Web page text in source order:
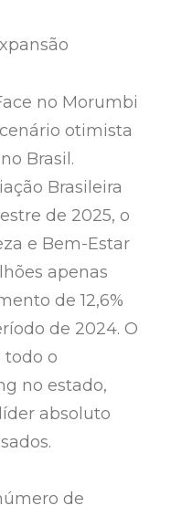
no Morumbi
otimista
Brasil.
Brasileira
de 2025, o
e Bem-Estar
apenas
de 12,6%
de 2024. O
todo o
no estado,
absoluto
de